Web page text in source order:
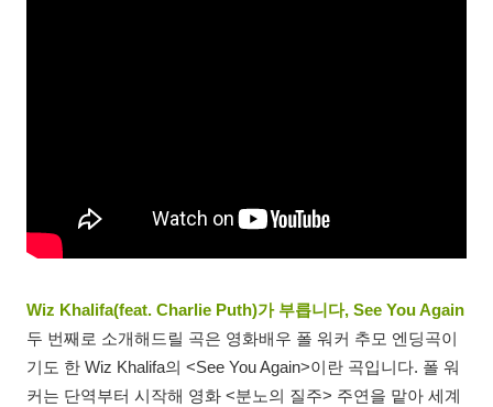
Wiz Khalifa(feat. Charlie Puth)가 부릅니다, See You Again
두 번째로 소개해드릴 곡은 영화배우 폴 워커 추모 엔딩곡이
기도 한 Wiz Khalifa의 <See You Again>이란 곡입니다. 폴 워
커는 단역부터 시작해 영화 <분노의 질주> 주연을 맡아 세계